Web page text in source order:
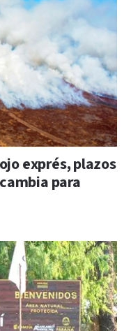
exprés, plazos
para